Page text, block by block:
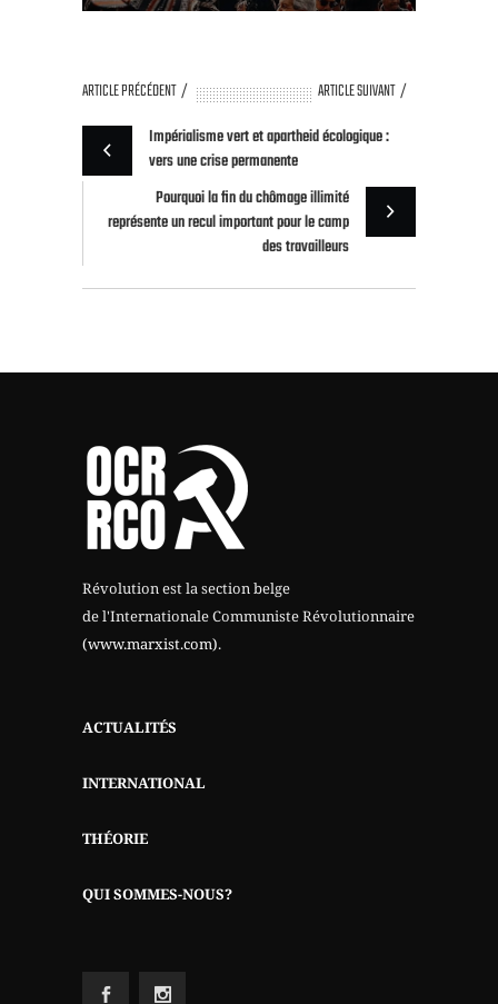
ARTICLE PRÉCÉDENT
ARTICLE SUIVANT
Impérialisme vert et apartheid écologique :
vers une crise permanente
Pourquoi la fin du chômage illimité
représente un recul important pour le camp
des travailleurs
Révolution est la section belge
de l'Internationale Communiste Révolutionnaire
(www.marxist.com).
ACTUALITÉS
INTERNATIONAL
THÉORIE
QUI SOMMES-NOUS?